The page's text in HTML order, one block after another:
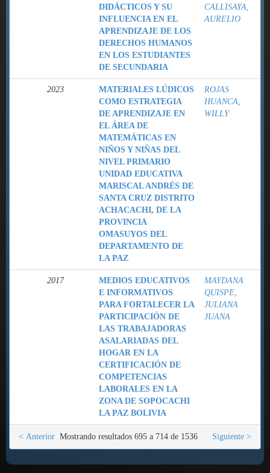
DIDÁCTICOS Y SU
INFLUENCIA EN EL
APRENDIZAJE DE LOS
DERECHOS HUMANOS
EN LOS ESTUDIANTES
DE SECUNDARIA
CALLISAYA,
AURELIO
2023
MATERIALES LÚDICOS
COMO ESTRATEGIA
DE APRENDIZAJE EN
EL ÁREA DE
MATEMÁTICAS EN
NIÑOS Y NIÑAS DEL
NIVEL PRIMARIO
UNIDAD EDUCATIVA
MARISCAL ANDRÉS DE
SANTA CRUZ DISTRITO
ACHACACHI, DE LA
PROVINCIA
OMASUYOS DEL
DEPARTAMENTO DE
LA PAZ
ROJAS
HUANCA,
WILLY
2017
MEDIOS EDUCATIVOS
E INFORMATIVOS
PARA FORTALECER LA
PARTICIPACIÓN DE
LAS TRABAJADORAS
ASALARIADAS DEL
HOGAR EN LA
CERTIFICACIÓN DE
COMPETENCIAS
LABORALES EN LA
ZONA DE SOPOCACHI
LA PAZ BOLIVIA
MAYDANA
QUISPE,
JULIANA
JUANA
Mostrando resultados 695 a 714 de 1536
< Anterior Siguiente >